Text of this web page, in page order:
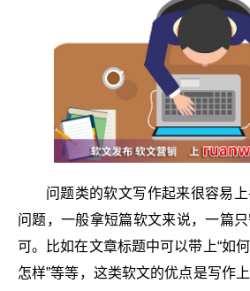
问题类的软文写作起来很容易
问题，一般拿短篇软文来说，一篇
可。比如在文章标题中可以带上“如
怎样”等等，这类软文的优点是写作